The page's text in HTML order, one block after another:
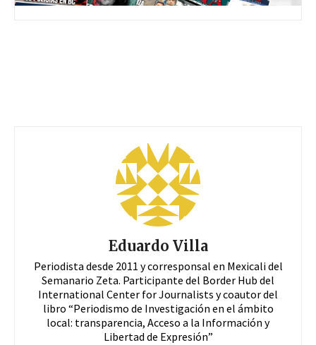
Eduardo Villa
Periodista desde 2011 y corresponsal en Mexicali del
Semanario Zeta. Participante del Border Hub del
International Center for Journalists y coautor del
libro “Periodismo de Investigación en el ámbito
local: transparencia, Acceso a la Información y
Libertad de Expresión”